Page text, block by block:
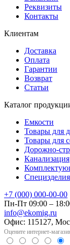
Реквизиты
Контакты
Клиентам
Доставка
Оплата
Гарантии
Возврат
Статьи
Каталог
Емкости
Товары для
Товары для
Дорожно-
Канализация
Специзделия
+7 (000) 000-00-00
Пн-Пт 09:00 –
info@ekomig.ru
Офис: 115127,
Оцените интернет-